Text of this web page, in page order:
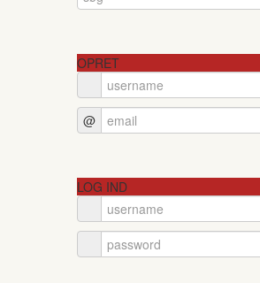
OPRET
@
LOG IND